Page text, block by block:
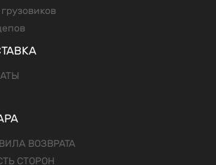
ВОЗВРАТА
СТОРОН